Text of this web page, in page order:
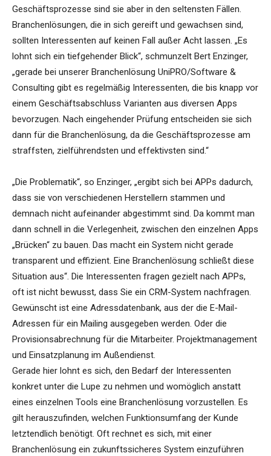
Geschäftsprozesse sind sie aber in den seltensten Fällen.
Branchenlösungen, die in sich gereift und gewachsen sind,
sollten Interessenten auf keinen Fall außer Acht lassen. „Es
lohnt sich ein tiefgehender Blick“, schmunzelt Bert Enzinger,
„gerade bei unserer Branchenlösung UniPRO/Software &
Consulting gibt es regelmäßig Interessenten, die bis knapp vor
einem Geschäftsabschluss Varianten aus diversen Apps
bevorzugen. Nach eingehender Prüfung entscheiden sie sich
dann für die Branchenlösung, da die Geschäftsprozesse am
straffsten, zielführendsten und effektivsten sind.“
„Die Problematik“, so Enzinger, „ergibt sich bei APPs dadurch,
dass sie von verschiedenen Herstellern stammen und
demnach nicht aufeinander abgestimmt sind. Da kommt man
dann schnell in die Verlegenheit, zwischen den einzelnen Apps
„Brücken“ zu bauen. Das macht ein System nicht gerade
transparent und effizient. Eine Branchenlösung schließt diese
Situation aus“. Die Interessenten fragen gezielt nach APPs,
oft ist nicht bewusst, dass Sie ein CRM-System nachfragen.
Gewünscht ist eine Adressdatenbank, aus der die E-Mail-
Adressen für ein Mailing ausgegeben werden. Oder die
Provisionsabrechnung für die Mitarbeiter. Projektmanagement
und Einsatzplanung im Außendienst.
Gerade hier lohnt es sich, den Bedarf der Interessenten
konkret unter die Lupe zu nehmen und womöglich anstatt
eines einzelnen Tools eine Branchenlösung vorzustellen. Es
gilt herauszufinden, welchen Funktionsumfang der Kunde
letztendlich benötigt. Oft rechnet es sich, mit einer
Branchenlösung ein zukunftssicheres System einzuführen